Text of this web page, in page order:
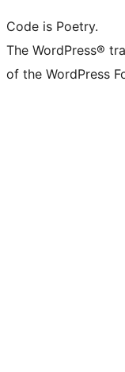
Code is Poetry.
The WordPress®
of the WordPress